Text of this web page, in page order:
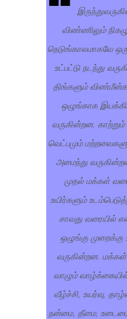
விண்ணிலும்
நெடுங்காலமாகவே
உட்பட்டு நடந்து
திங்களும்
ஒழுங்காக
வருகின்றன.
வெட்பமும்
அமைந்து
முதல் மக்கள்
உயிர்களும்
சாவது வரையில்
ஒழுங்கு முறைக்கு
வருகின்றன.
வாழும் வாழ்க்கையில்
வீழ்ச்சி, உயர்வு,
நன்மை, தீமை,